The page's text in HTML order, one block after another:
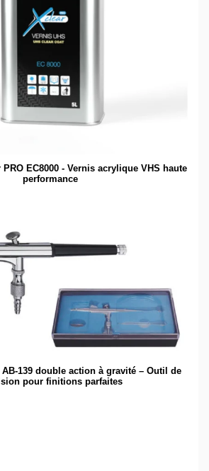
EC8000 - Vernis acrylique VHS haute
performance
139 double action à gravité – Outil de
pour finitions parfaites